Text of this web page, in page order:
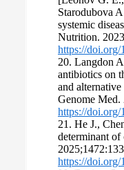
Starodubova
systemic
Nutrition.
https://
20. Langdon
antibiotics on
and
Genome Med.
https://doi.org/
21. He J.,
determinant
https://